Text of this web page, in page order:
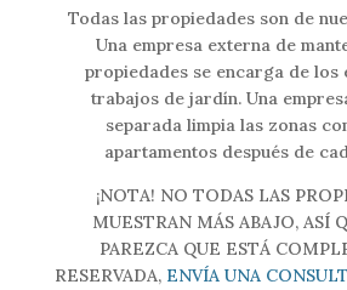
Todas las propiedades son de
Una empresa externa de
propiedades se encarga de
trabajos de jardín. Una
separada limpia las zonas
apartamentos después de
¡NOTA! NO TODAS LAS
MUESTRAN MÁS ABAJO, ASÍ
PAREZCA QUE ESTÁ
RESERVADA, ENVÍA UNA